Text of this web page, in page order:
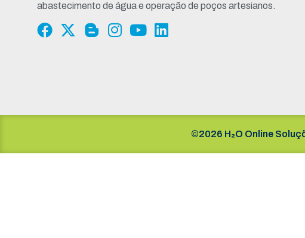
abastecimento de água e operação de poços artesianos.
©2026 H₂O Online